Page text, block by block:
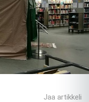
Jaa artikkeli